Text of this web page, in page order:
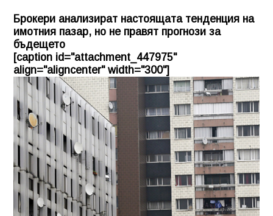
Брокери анализират настоящата тенденция на
имотния пазар, но не правят прогнози за
бъдещето
[caption id="attachment_447975"
align="aligncenter" width="300"]